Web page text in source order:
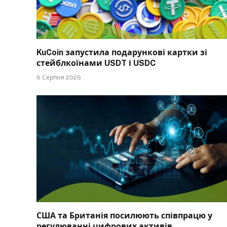
KuCoin запустила подарункові картки зі
стейблкоїнами USDT і USDC
6 Серпня 2026
США та Британія посилюють співпрацю у